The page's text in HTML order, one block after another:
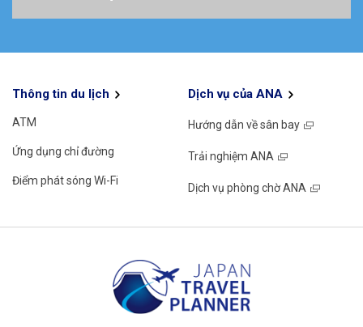
Thông tin du lịch
ATM
Ứng dụng chỉ đường
Điểm phát sóng Wi-Fi
Dịch vụ của ANA
Hướng dẫn về sân bay
Trải nghiệm ANA
Dịch vụ phòng chờ ANA